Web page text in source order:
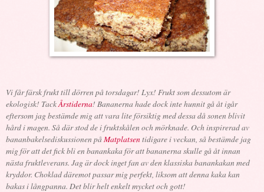
Vi får färsk frukt till dörren på torsdagar! Lyx! Frukt som dessutom är
ekologisk! TackÅrstiderna! Bananerna hade dock inte hunnit gå åt igår
eftersom jag bestämde mig att vara lite försiktig med dessa då sonen blivit
hård i magen. Så där stod de i fruktskålen och mörknade. Och inspirerad av
bananbakelsediskussionen påMatplatsentidigare i veckan, så bestämde jag
mig för att det fick bli en banankaka för att bananerna skulle gå åt innan
nästa fruktleverans. Jag är dock inget fan av den klassiska banankakan med
kryddor. Choklad däremot passar mig perfekt, liksom att denna kaka kan
bakas i långpanna. Det blir helt enkelt mycket och gott!